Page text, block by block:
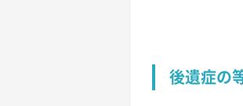
後遺症の